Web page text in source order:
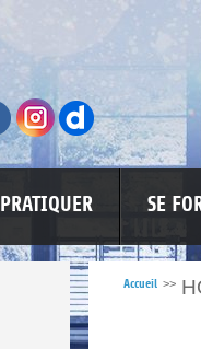
PRATIQUER SE
LUTTE CONTRE LES
Accueil >>